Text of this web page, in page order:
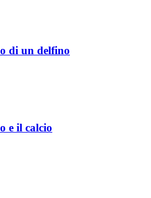
di un delfino
e il calcio